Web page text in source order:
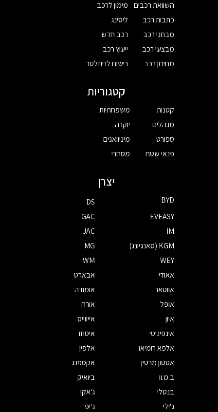
השוואת רכבים
כתבות רכב
מבחני רכב
מבצעי רכב
מחירון רכב
מימון לרכב
ליסינג
רכב חדש
ייעוץ רכב
רישום לניוזלטר
קטגוריות
קטנות
מנהלים
ספורט
פנאי שטח
משפחתיות
יוקרה
מיניוואנים
מסחרי
יצרן
BYD
DS
EVEASY
GAC
IM
JAC
KGM (סאנגיונג)
MG
WEY
WM
אאודי
אבארט
אווטאר
אומודה
אופל
אורה
איון
אייווייס
אינפיניטי
איסוזו
אלפא רומיאו
אלפין
אסטון מרטין
אקספנג
ב.מ.וו
ביואיק
בנטלי
ג'אקו
ג'ילי
ג'יפ